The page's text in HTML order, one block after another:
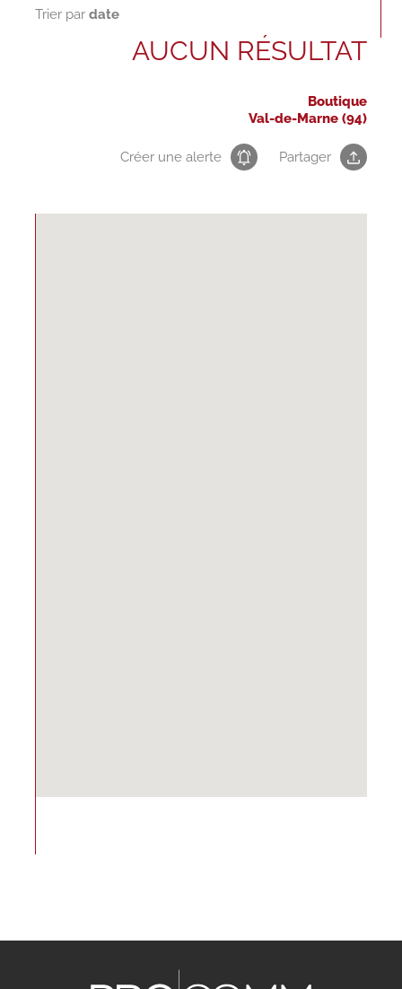
Trier par
AUCUN RÉSULTAT
Boutique
Val-de-Marne (94)
Créer une alerte Partager